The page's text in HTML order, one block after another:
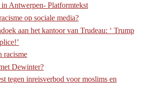
Antwerpen- Platformtekst
op sociale media?
aan het kantoor van Trudeau: ‘ Trump
racisme
Dewinter?
tegen inreisverbod voor moslims en